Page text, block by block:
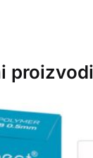
proizvodi